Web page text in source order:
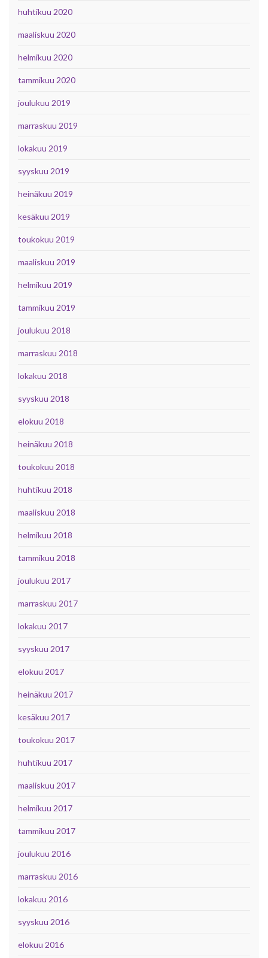
huhtikuu 2020
maaliskuu 2020
helmikuu 2020
tammikuu 2020
joulukuu 2019
marraskuu 2019
lokakuu 2019
syyskuu 2019
heinäkuu 2019
kesäkuu 2019
toukokuu 2019
maaliskuu 2019
helmikuu 2019
tammikuu 2019
joulukuu 2018
marraskuu 2018
lokakuu 2018
syyskuu 2018
elokuu 2018
heinäkuu 2018
toukokuu 2018
huhtikuu 2018
maaliskuu 2018
helmikuu 2018
tammikuu 2018
joulukuu 2017
marraskuu 2017
lokakuu 2017
syyskuu 2017
elokuu 2017
heinäkuu 2017
kesäkuu 2017
toukokuu 2017
huhtikuu 2017
maaliskuu 2017
helmikuu 2017
tammikuu 2017
joulukuu 2016
marraskuu 2016
lokakuu 2016
syyskuu 2016
elokuu 2016